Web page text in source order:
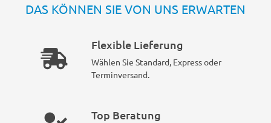
DAS KÖNNEN SIE VON UNS ERWARTEN
Flexible Lieferung
Wählen Sie Standard, Express oder
Terminversand.
Top Beratung